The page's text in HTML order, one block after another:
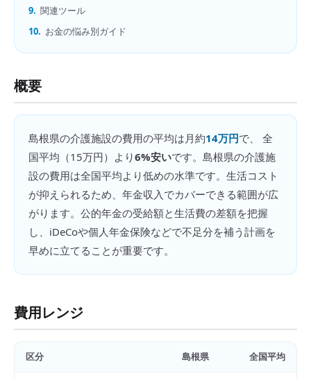
9. 関連ツール
10. お金の悩み別ガイド
概要
島根県の介護施設の費用の平均は月約14万円で、 全
国平均（15万円）より6%安いです。 島根県の介護施
設の費用は全国平均より低めの水準です。生活コスト
が抑えられるため、年金収入でカバーできる範囲が広
がります。公的年金の受給額と生活費の差額を把握
し、iDeCoや個人年金保険などで不足分を補う計画を
早めに立てることが重要です。
費用レンジ
区分 島根県 全国平均